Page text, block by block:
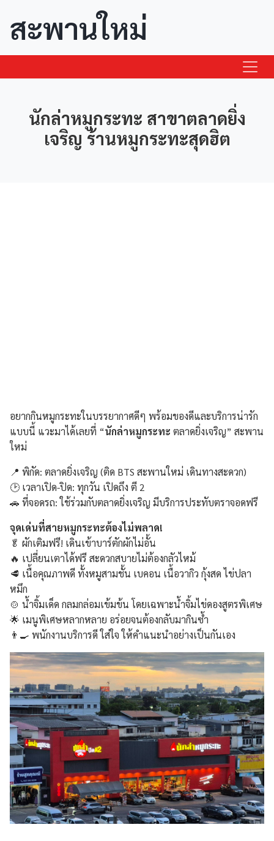
สะพานใหม่
นักล่าหมูกระทะ สาขาตลาดยิ่ง
เจริญ ร้านหมูกระทะสุดฮิต
อยากกินหมูกระทะในบรรยากาศดีๆ พร้อมของดีและบริการน่ารัก
แบบนี้ แวะมาได้เลยที่ “นักล่าหมูกระทะ ตลาดยิ่งเจริญ” สะพาน
ใหม่
📍 พิกัด: ตลาดยิ่งเจริญ (ติด BTS สะพานใหม่ เดินทางสะดวก)
🕑 เวลาเปิด-ปิด: ทุกวัน เปิดถึง ตี 2
🚗 ที่จอดรถ: ใช้ร่วมกับตลาดยิ่งเจริญ มีบริการประทับตราจอดฟรี
จุดเด่นที่สายหมูกระทะต้องไม่พลาด!
🥬 ผักเติมฟรี! เดินเข้าบาร์ตักผักไม่อั้น
🔥 เปลี่ยนเตาได้ฟรี สะดวกสบายไม่ต้องกลัวไหม้
🥩 เนื้อคุณภาพดี ทั้งหมูสามชั้น เบคอน เนื้อวากิว กุ้งสด ไข่ปลา
หมึก
🍲 น้ำจิ้มเด็ด กลมกล่อมเข้มข้น โดยเฉพาะน้ำจิ้มไข่ดองสูตรพิเศษ
🌟 เมนูพิเศษหลากหลาย อร่อยจนต้องกลับมากินซ้ำ
👨‍🍳 พนักงานบริการดี ใส่ใจ ให้คำแนะนำอย่างเป็นกันเอง